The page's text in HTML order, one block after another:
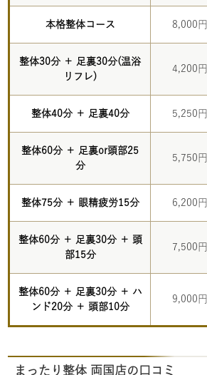
本格整体コース 8,000円
整体30分 ＋ 足裏30分(温浴
リフレ)
4,200円
整体40分 ＋ 足裏40分 5,250円
整体60分 ＋ 足裏or頭部25
分
5,750円
整体75分 ＋ 眼精疲労15分 6,200円
整体60分 ＋ 足裏30分 ＋ 頭
部15分
7,500円
整体60分 ＋ 足裏30分 ＋ ハ
ンド20分 ＋ 頭部10分
9,000円
まったり整体 両国店の口コミ